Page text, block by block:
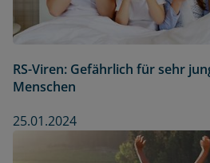
RS-Viren: Gefährlich für sehr
Menschen
25.01.2024